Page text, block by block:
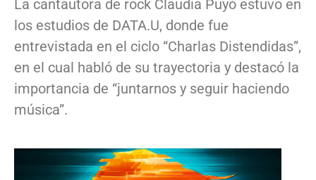
La cantautora de rock Claudia Puyó estuvo en
los estudios de DATA.U, donde fue
entrevistada en el ciclo “Charlas Distendidas”,
en el cual habló de su trayectoria y destacó la
importancia de “juntarnos y seguir haciendo
música”.